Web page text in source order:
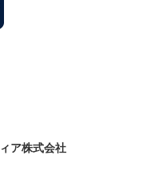
ア株式会社